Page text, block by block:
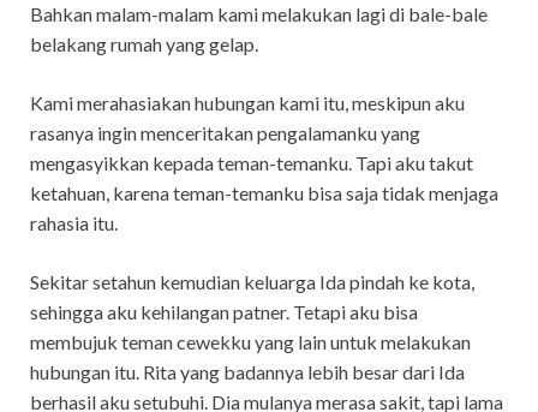
Bahkan malam-malam kami melakukan lagi di bale-bale
belakang rumah yang gelap.
Kami merahasiakan hubungan kami itu, meskipun aku
rasanya ingin menceritakan pengalamanku yang
mengasyikkan kepada teman-temanku. Tapi aku takut
ketahuan, karena teman-temanku bisa saja tidak menjaga
rahasia itu.
Sekitar setahun kemudian keluarga Ida pindah ke kota,
sehingga aku kehilangan patner. Tetapi aku bisa
membujuk teman cewekku yang lain untuk melakukan
hubungan itu. Rita yang badannya lebih besar dari Ida
berhasil aku setubuhi. Dia mulanya merasa sakit, tapi lama